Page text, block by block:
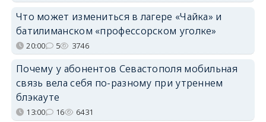
Что может измениться в лагере «Чайка» и
батилиманском «профессорском уголке»
20:00 5 3746
Почему у абонентов Севастополя мобильная
связь вела себя по-разному при утреннем
блэкауте
13:00 16 6431